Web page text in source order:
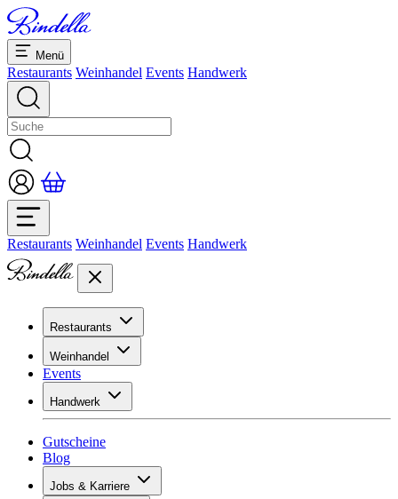
Menü
Restaurants Weinhandel Events Handwerk
Restaurants Weinhandel Events Handwerk
Restaurants
Übersicht Restaurants
Bankette & Events
Dolcezze
Weinhandel
Übersicht
Sortiment
Weinwissen
Events
Handwerk
Übersicht
Gipsen
Malern
Gutscheine
Blog
Jobs & Karriere